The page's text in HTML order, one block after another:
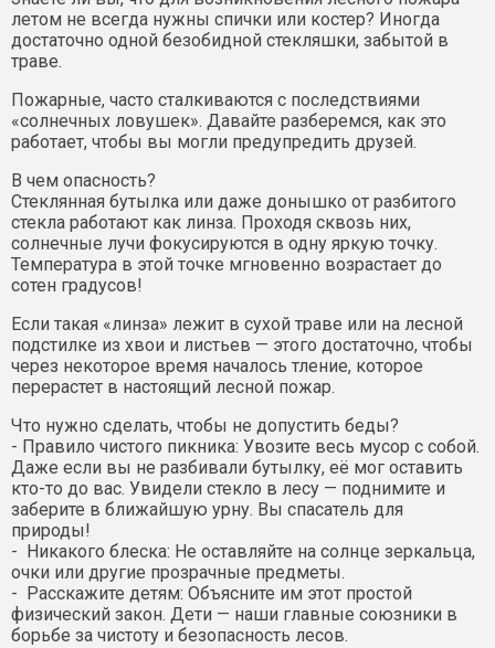
летом не всегда нужны спички или костер? Иногда
достаточно одной безобидной стекляшки, забытой в
траве.
Пожарные, часто сталкиваются с последствиями
«солнечных ловушек». Давайте разберемся, как это
работает, чтобы вы могли предупредить друзей.
В чем опасность?
Стеклянная бутылка или даже донышко от разбитого
стекла работают как линза. Проходя сквозь них,
солнечные лучи фокусируются в одну яркую точку.
Температура в этой точке мгновенно возрастает до
сотен градусов!
Если такая «линза» лежит в сухой траве или на лесной
подстилке из хвои и листьев — этого достаточно, чтобы
через некоторое время началось тление, которое
перерастет в настоящий лесной пожар.
Что нужно сделать, чтобы не допустить беды?
- Правило чистого пикника: Увозите весь мусор с собой.
Даже если вы не разбивали бутылку, её мог оставить
кто-то до вас. Увидели стекло в лесу — поднимите и
заберите в ближайшую урну. Вы спасатель для
природы!
- Никакого блеска: Не оставляйте на солнце зеркальца,
очки или другие прозрачные предметы.
- Расскажите детям: Объясните им этот простой
физический закон. Дети — наши главные союзники в
борьбе за чистоту и безопасность лесов.